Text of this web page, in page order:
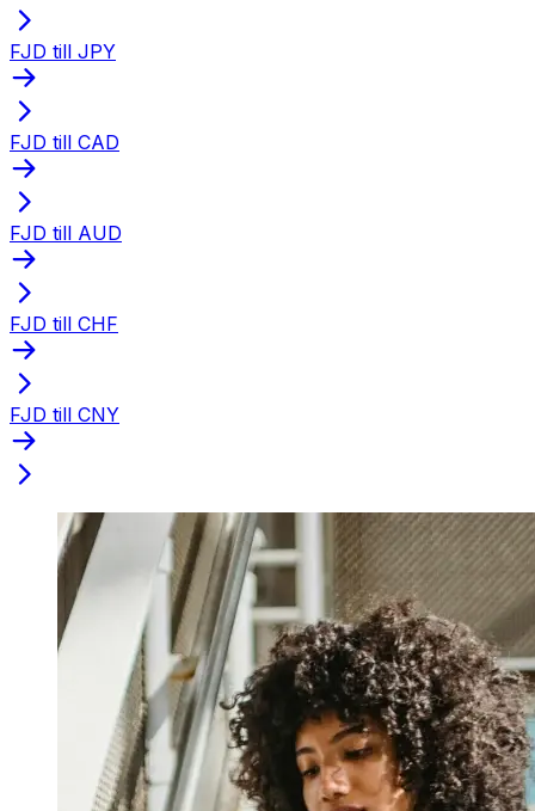
FJD till JPY
FJD till CAD
FJD till AUD
FJD till CHF
FJD till CNY